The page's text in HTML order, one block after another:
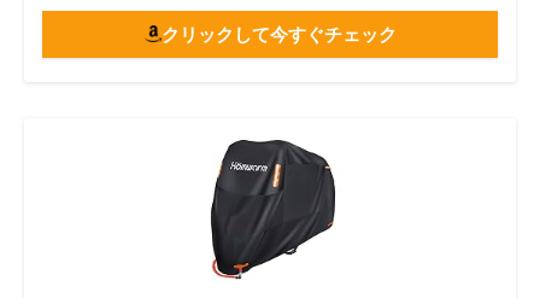
クリックして今すぐチェック